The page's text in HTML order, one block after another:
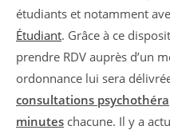
étudiants et notamment
Étudiant. Grâce à ce
prendre RDV auprès d’un
ordonnance lui sera
consultations
minutes chacune. Il y a